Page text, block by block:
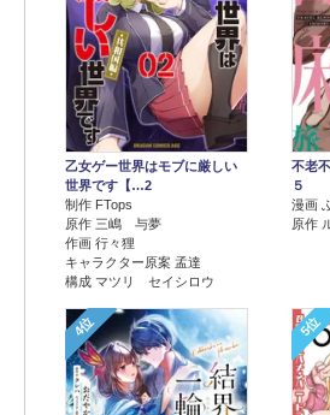
乙女ゲー世界はモブに厳しい
世界です【…2
制作 FTops
原作 三嶋 与夢
作画 行々狸
キャラクター原案 孟達
構成 マツリ セイシロウ
不老
５
漫画
原作
4位 5位